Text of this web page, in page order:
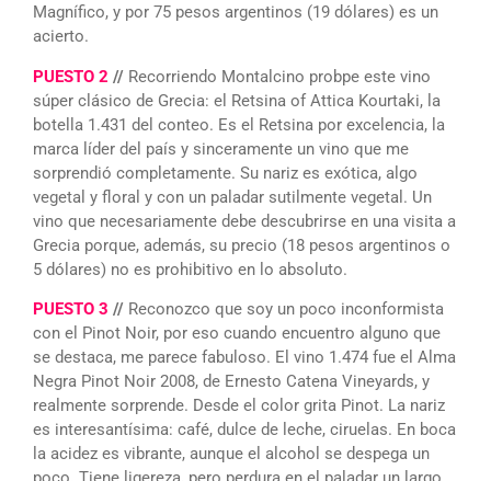
Magnífico, y por 75 pesos argentinos (19 dólares) es un
acierto.
PUESTO 2 // Recorriendo Montalcino probpe este vino
súper clásico de Grecia: el Retsina of Attica Kourtaki, la
botella 1.431 del conteo. Es el Retsina por excelencia, la
marca líder del país y sinceramente un vino que me
sorprendió completamente. Su nariz es exótica, algo
vegetal y floral y con un paladar sutilmente vegetal. Un
vino que necesariamente debe descubrirse en una visita a
Grecia porque, además, su precio (18 pesos argentinos o
5 dólares) no es prohibitivo en lo absoluto.
PUESTO 3 // Reconozco que soy un poco inconformista
con el Pinot Noir, por eso cuando encuentro alguno que
se destaca, me parece fabuloso. El vino 1.474 fue el Alma
Negra Pinot Noir 2008, de Ernesto Catena Vineyards, y
realmente sorprende. Desde el color grita Pinot. La nariz
es interesantísima: café, dulce de leche, ciruelas. En boca
la acidez es vibrante, aunque el alcohol se despega un